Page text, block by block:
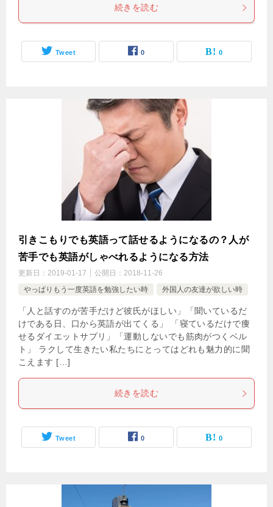
続きを読む
Tweet 0 0
引きこもりでも英語って話せるようになるの？人が
苦手でも英語がしゃべれるようになる方法
更新日： 2019-01-17 公開日： 2018-11-26
やっぱりもう一度英語を勉強したい時
外国人の友達が欲しい時
「人と話すのが苦手だけど彼氏がほしい」「聞いているだ
けである日、口から英語が出てくる」 「寝ているだけで痩
せるダイエットサプリ」「運動しないでも筋肉がつくベル
ト」 ラクして生きたい私たちにとってはどれも魅力的に聞
こえます […]
続きを読む
Tweet 0 0